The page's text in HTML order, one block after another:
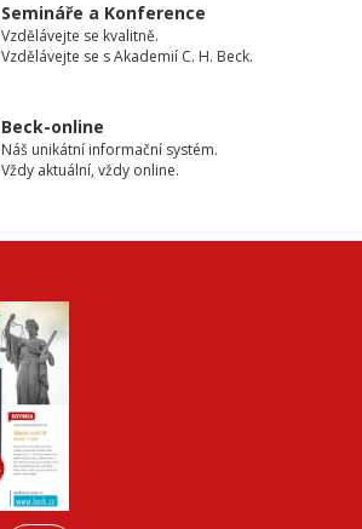
Semináře a Konference
Vzdělávejte se kvalitně.
Vzdělávejte se s Akademií C. H. Beck.
Beck-online
Náš unikátní informační systém.
Vždy aktuální, vždy online.